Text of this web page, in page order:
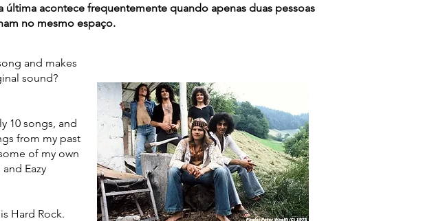
última acontece frequentemente quando apenas duas pessoas
no mesmo espaço.
and makes
sound?
10 songs, and
from my past
of my own
Eazy
Hard Rock.